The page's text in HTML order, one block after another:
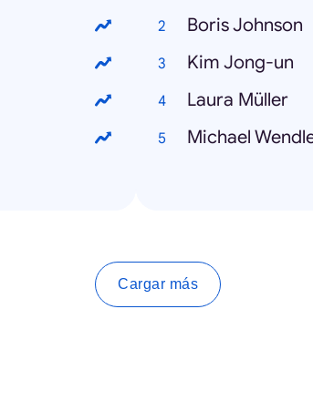
Boris Johnson
Kim Jong-un
Laura Müller
Michael
Cargar más